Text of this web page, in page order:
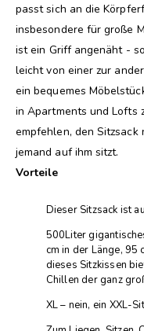
passt sich an die
insbesondere für große
ist ein Griff angenäht -
leicht von einer zur
ein bequemes
in Apartments und Lofts
empfehlen, den Sitzsack
jemand auf ihm sitzt.
Vorteile
Dieser Sitzsack ist
500Liter
cm in der Länge, 95
dieses Sitzkissen
Chillen der ganz
XL – nein, ein XXL-